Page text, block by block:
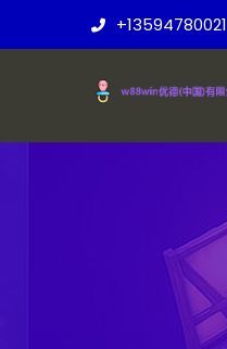
+13594780021